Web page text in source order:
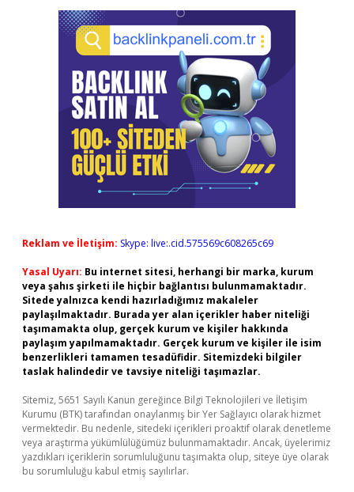
Reklam ve İletişim: Skype: live:.cid.575569c608265c69
Yasal Uyarı: Bu internet sitesi, herhangi bir marka, kurum
veya şahıs şirketi ile hiçbir bağlantısı bulunmamaktadır.
Sitede yalnızca kendi hazırladığımız makaleler
paylaşılmaktadır. Burada yer alan içerikler haber niteliği
taşımamakta olup, gerçek kurum ve kişiler hakkında
paylaşım yapılmamaktadır. Gerçek kurum ve kişiler ile isim
benzerlikleri tamamen tesadüfidir. Sitemizdeki bilgiler
taslak halindedir ve tavsiye niteliği taşımazlar.
Sitemiz, 5651 Sayılı Kanun gereğince Bilgi Teknolojileri ve İletişim
Kurumu (BTK) tarafından onaylanmış bir Yer Sağlayıcı olarak hizmet
vermektedir. Bu nedenle, sitedeki içerikleri proaktif olarak denetleme
veya araştırma yükümlülüğümüz bulunmamaktadır. Ancak, üyelerimiz
yazdıkları içeriklerin sorumluluğunu taşımakta olup, siteye üye olarak
bu sorumluluğu kabul etmiş sayılırlar.